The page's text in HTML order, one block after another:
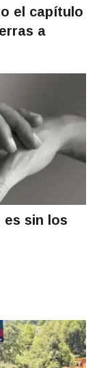
el capítulo
a
es sin los